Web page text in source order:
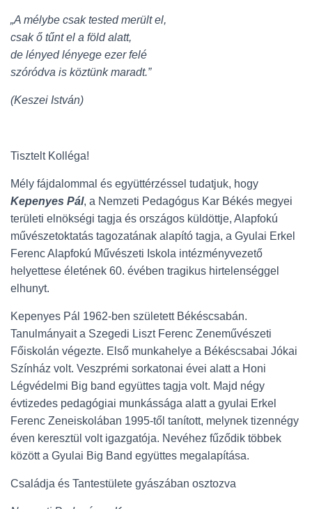
„A mélybe csak tested merült el,
csak ő tűnt el a föld alatt,
de lényed lényege ezer felé
szóródva is köztünk maradt.”
(Keszei István)
Tisztelt Kolléga!
Mély fájdalommal és együttérzéssel tudatjuk, hogy
Kepenyes Pál, a Nemzeti Pedagógus Kar Békés megyei
területi elnökségi tagja és országos küldöttje, Alapfokú
művészetoktatás tagozatának alapító tagja, a Gyulai Erkel
Ferenc Alapfokú Művészeti Iskola intézményvezető
helyettese életének 60. évében tragikus hirtelenséggel
elhunyt.
Kepenyes Pál 1962-ben született Békéscsabán.
Tanulmányait a Szegedi Liszt Ferenc Zeneművészeti
Főiskolán végezte. Első munkahelye a Békéscsabai Jókai
Színház volt. Veszprémi sorkatonai évei alatt a Honi
Légvédelmi Big band együttes tagja volt. Majd négy
évtizedes pedagógiai munkássága alatt a gyulai Erkel
Ferenc Zeneiskolában 1995-től tanított, melynek tizennégy
éven keresztül volt igazgatója. Nevéhez fűződik többek
között a Gyulai Big Band együttes megalapítása.
Családja és Tantestülete gyászában osztozva